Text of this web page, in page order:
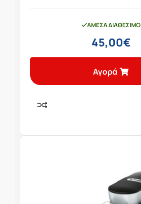
ΆΜΕΣΑ ΔΙΑΘΈΣΙΜΟ
45,00€
Αγορά